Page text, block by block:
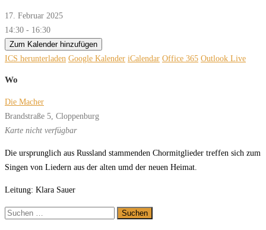
17. Februar 2025
14:30 - 16:30
Zum Kalender hinzufügen
ICS herunterladen Google Kalender iCalendar Office 365 Outlook Live
Wo
Die Macher
Brandstraße 5, Cloppenburg
Karte nicht verfügbar
Die ursprunglich aus Russland stammenden Chormitglieder treffen sich zum
Singen von Liedern aus der alten umd der neuen Heimat.
Leitung: Klara Sauer
Suchen